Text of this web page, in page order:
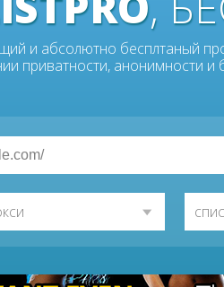
и абсолютно бесплтаный
приватности, анонимности и